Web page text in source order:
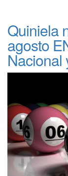
Quiniela
agosto
Nacional